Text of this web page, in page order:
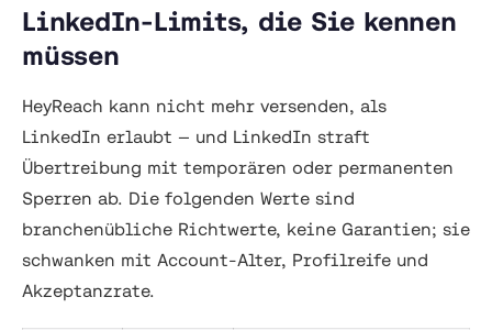
LinkedIn-Limits, die Sie kennen
müssen
HeyReach kann nicht mehr versenden, als
LinkedIn erlaubt — und LinkedIn straft
Übertreibung mit temporären oder permanenten
Sperren ab. Die folgenden Werte sind
branchenübliche Richtwerte, keine Garantien; sie
schwanken mit Account-Alter, Profilreife und
Akzeptanzrate.